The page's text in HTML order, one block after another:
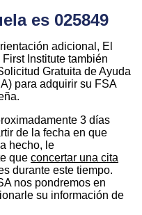
es 025849
adicional, El
Institute también
Gratuita de Ayuda
para adquirir su FSA
3 días
de la fecha en que
hecho, le
que concertar una cita
durante este tiempo.
nos pondremos en
su información de